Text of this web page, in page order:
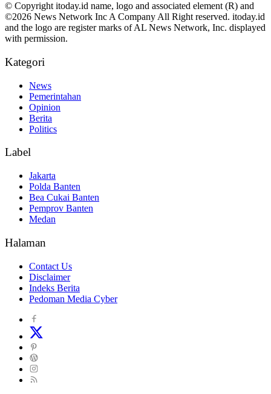
© Copyright itoday.id name, logo and associated element (R) and
©2026 News Network Inc A Company All Right reserved. itoday.id
and the logo are register marks of AL News Network, Inc. displayed
with permission.
Kategori
News
Pemerintahan
Opinion
Berita
Politics
Label
Jakarta
Polda Banten
Bea Cukai Banten
Pemprov Banten
Medan
Halaman
Contact Us
Disclaimer
Indeks Berita
Pedoman Media Cyber